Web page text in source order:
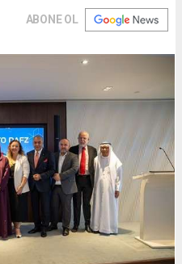
ABONE OL